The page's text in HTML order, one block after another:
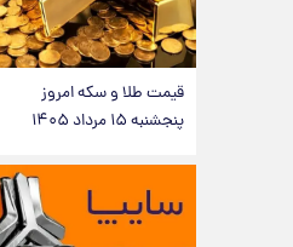
قیمت طلا و سکه امروز
پنجشنبه ۱۵ مرداد ۱۴۰۵